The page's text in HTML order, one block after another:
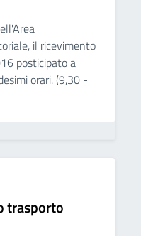
il ricevimento
posticipato a
orari. (9,30 -
trasporto